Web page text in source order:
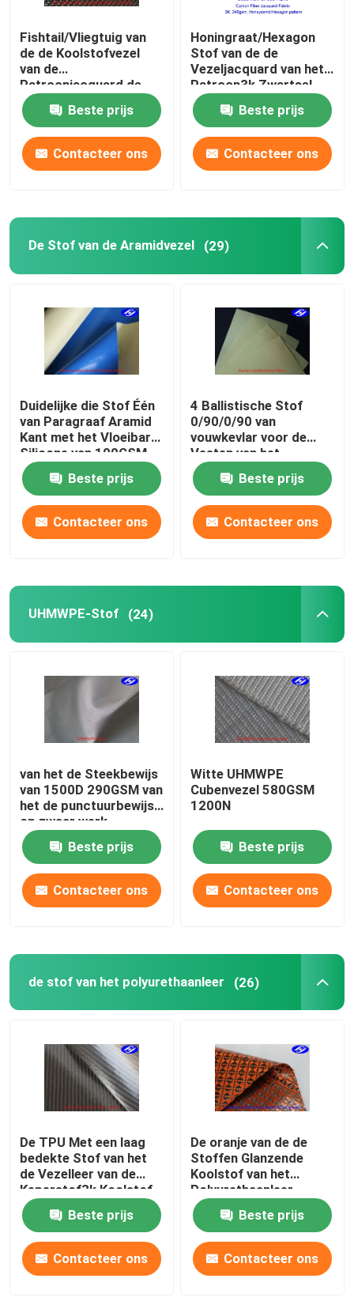
Thuis
Fabrieksreis
Contacteer ons
nieuws
Vraag een offerte aan
De Stof van koolstofaramid
De Stof van de Aramidvezel
UHMWPE-Stof
de stof van het polyurethaanleer
Besnoeiings Bestand Stof
anti-statische structuur
Samengestelde Stoffen
Brand - vertragers Weerspiegelende Stof
Fishtail/Vliegtuig van
de de Koolstofvezel
van de
Patroonjacquard de
Stof 3K voor
LamborghiniBeste prijs
Contacteer ons
Honingraat/Hexagon
Stof van de de
Vezeljacquard van het
Patroon3k Zwartsel
Beste prijs
Contacteer ons
De Stof van de Aramidvezel (29)
Duidelijke die Stof Één
van Paragraaf Aramid
Kant met het Vloeibare
Silicone van 100GSM
met een laag wordt
bedekt Beste prijs
Contacteer ons
4 Ballistische Stof
0/90/0/90 van
vouwkevlar voor de
Vesten van het
Kogelbewijs/
Beste prijs
Contacteer ons
UHMWPE-Stof (24)
van het de Steekbewijs
van 1500D 290GSM van
het de punctuurbewijs
op zwaar werk
berekende geweven het
polyethyleenstof
Beste prijs
Contacteer ons
Witte UHMWPE
Cubenvezel 580GSM
1200N
Beste prijs
Contacteer ons
de stof van het polyurethaanleer (26)
De TPU Met een laag
bedekte Stof van het
de Vezelleer van de
Keperstof3k Koolstof
voor
Portefeuilles/Zakken
Beste prijs
Contacteer ons
De oranje van de de
Stoffen Glanzende
Koolstof van het
Polyurethaanleer
Hybride van Kevlar voor
Sportenmateriaal
Beste prijs
Contacteer ons